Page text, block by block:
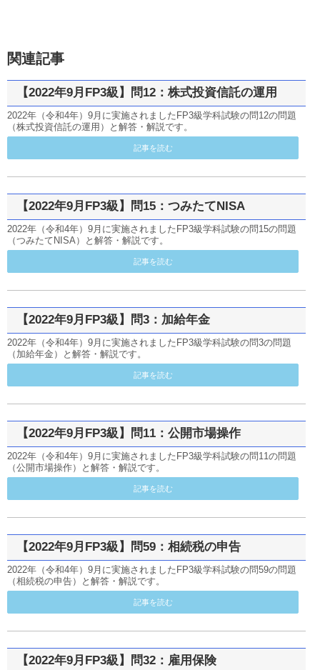
関連記事
【2022年9月FP3級】問12：株式投資信託の運用
2022年（令和4年）9月に実施されましたFP3級学科試験の問12の問題
（株式投資信託の運用）と解答・解説です。
記事を読む
【2022年9月FP3級】問15：つみたてNISA
2022年（令和4年）9月に実施されましたFP3級学科試験の問15の問題
（つみたてNISA）と解答・解説です。
記事を読む
【2022年9月FP3級】問3：加給年金
2022年（令和4年）9月に実施されましたFP3級学科試験の問3の問題
（加給年金）と解答・解説です。
記事を読む
【2022年9月FP3級】問11：公開市場操作
2022年（令和4年）9月に実施されましたFP3級学科試験の問11の問題
（公開市場操作）と解答・解説です。
記事を読む
【2022年9月FP3級】問59：相続税の申告
2022年（令和4年）9月に実施されましたFP3級学科試験の問59の問題
（相続税の申告）と解答・解説です。
記事を読む
【2022年9月FP3級】問32：雇用保険